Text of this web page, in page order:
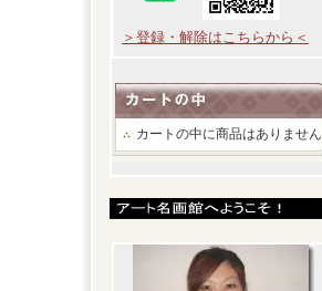
＞登録・解除はこちらから＜
カートの中に商品はありません